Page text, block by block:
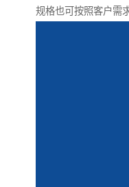
规格也可按照客户需